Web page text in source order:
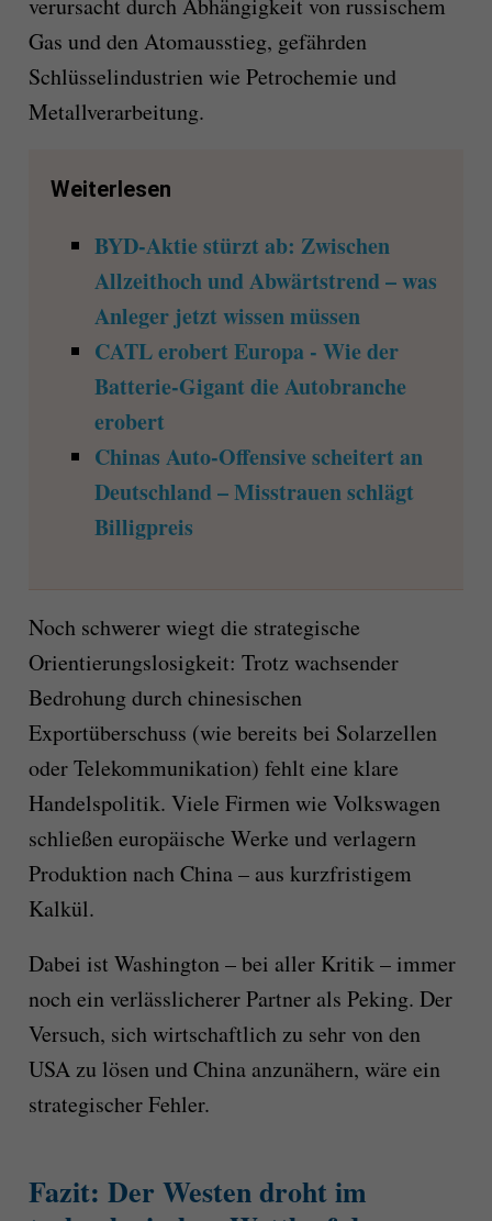
Gas und den Atomausstieg, gefährden
Schlüsselindustrien wie Petrochemie und
Metallverarbeitung.
Weiterlesen
BYD-Aktie stürzt ab: Zwischen
Allzeithoch und Abwärtstrend – was
Anleger jetzt wissen müssen
CATL erobert Europa - Wie der
Batterie-Gigant die Autobranche
erobert
Chinas Auto-Offensive scheitert an
Deutschland – Misstrauen schlägt
Billigpreis
Noch schwerer wiegt die strategische
Orientierungslosigkeit: Trotz wachsender
Bedrohung durch chinesischen
Exportüberschuss (wie bereits bei Solarzellen
oder Telekommunikation) fehlt eine klare
Handelspolitik. Viele Firmen wie Volkswagen
schließen europäische Werke und verlagern
Produktion nach China – aus kurzfristigem
Kalkül.
Dabei ist Washington – bei aller Kritik – immer
noch ein verlässlicherer Partner als Peking. Der
Versuch, sich wirtschaftlich zu sehr von den
USA zu lösen und China anzunähern, wäre ein
strategischer Fehler.
Fazit: Der Westen droht im